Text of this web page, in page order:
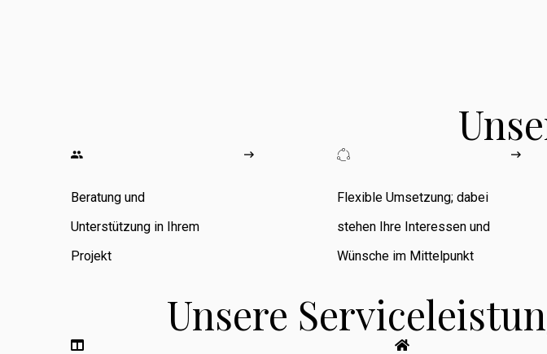
Beratung und
Unterstützung in Ihrem
Projekt
Flexible Umsetzung; dabei
stehen Ihre Interessen und
Wünsche im Mittelpunkt
Unsere
Zimmerarbeiten,
Umbauten,
Sanierungen